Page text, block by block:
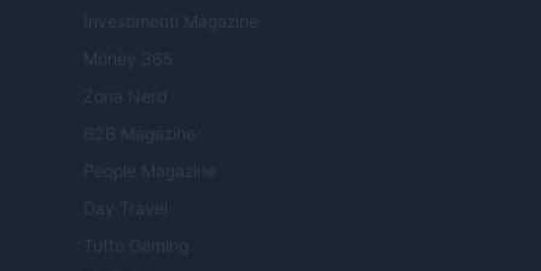
Investimenti Magazine
Money 365
Zona Nerd
B2B Magazine
People Magazine
Day Travel
Tutto Gaming